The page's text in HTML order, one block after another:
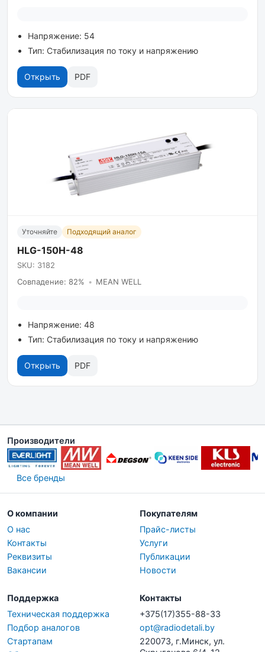
Напряжение: 54
Тип: Стабилизация по току и напряжению
Открыть PDF
Уточняйте Подходящий аналог
HLG-150H-48
SKU: 3182
Совпадение: 82% • MEAN WELL
Напряжение: 48
Тип: Стабилизация по току и напряжению
Открыть PDF
Производители
Все бренды
О компании
О нас
Контакты
Реквизиты
Вакансии
Покупателям
Прайс-листы
Услуги
Публикации
Новости
Поддержка
Техническая поддержка
Подбор аналогов
Стартапам
Контакты
+375(17)355-88-33
opt@radiodetali.by
220073, г.Минск, ул.